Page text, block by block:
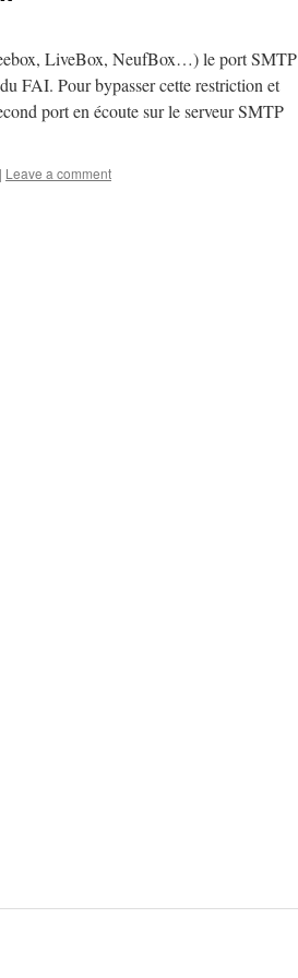
LiveBox, NeufBox…) le port SMTP
FAI. Pour bypasser cette restriction et
port en écoute sur le serveur SMTP
| Leave a comment